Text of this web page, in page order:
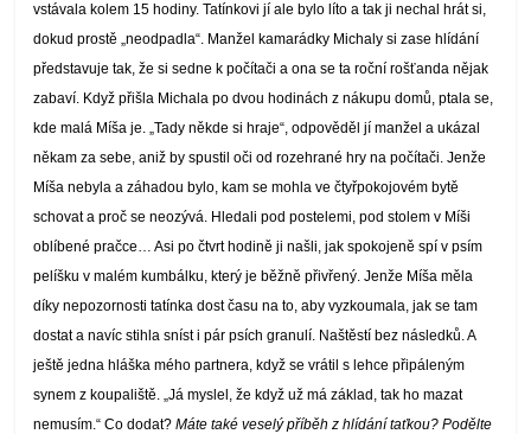
vstávala kolem 15 hodiny. Tatínkovi jí ale bylo líto a tak ji nechal hrát si,
dokud prostě „neodpadla“. Manžel kamarádky Michaly si zase hlídání
představuje tak, že si sedne k počítači a ona se ta roční rošťanda nějak
zabaví. Když přišla Michala po dvou hodinách z nákupu domů, ptala se,
kde malá Míša je. „Tady někde si hraje“, odpověděl jí manžel a ukázal
někam za sebe, aniž by spustil oči od rozehrané hry na počítači. Jenže
Míša nebyla a záhadou bylo, kam se mohla ve čtyřpokojovém bytě
schovat a proč se neozývá. Hledali pod postelemi, pod stolem v Míši
oblíbené pračce… Asi po čtvrt hodině ji našli, jak spokojeně spí v psím
pelíšku v malém kumbálku, který je běžně přivřený. Jenže Míša měla
díky nepozornosti tatínka dost času na to, aby vyzkoumala, jak se tam
dostat a navíc stihla sníst i pár psích granulí. Naštěstí bez následků.A
ještě jedna hláška mého partnera, když se vrátil s lehce připáleným
synem z koupaliště. „Já myslel, že když už má základ, tak ho mazat
nemusím.“ Co dodat? Máte také veselý příběh z hlídání taťkou? Podělte